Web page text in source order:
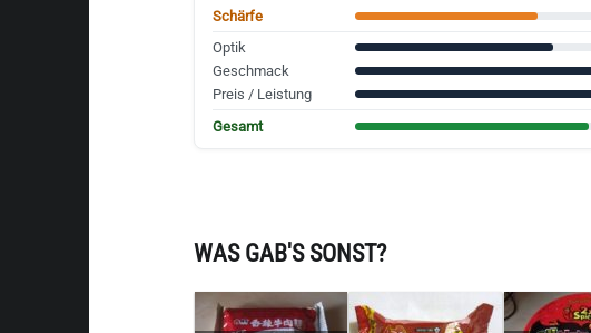
Schärfe
Optik
Geschmack
Preis / Leistung
Gesamt
WAS GAB'S SONST?